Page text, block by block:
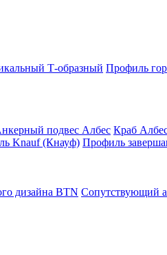
Т-образный Профиль
подвес Албес Краб
Knauf (Кнауф) Профиль
дизайна ВТN Сопутствующий